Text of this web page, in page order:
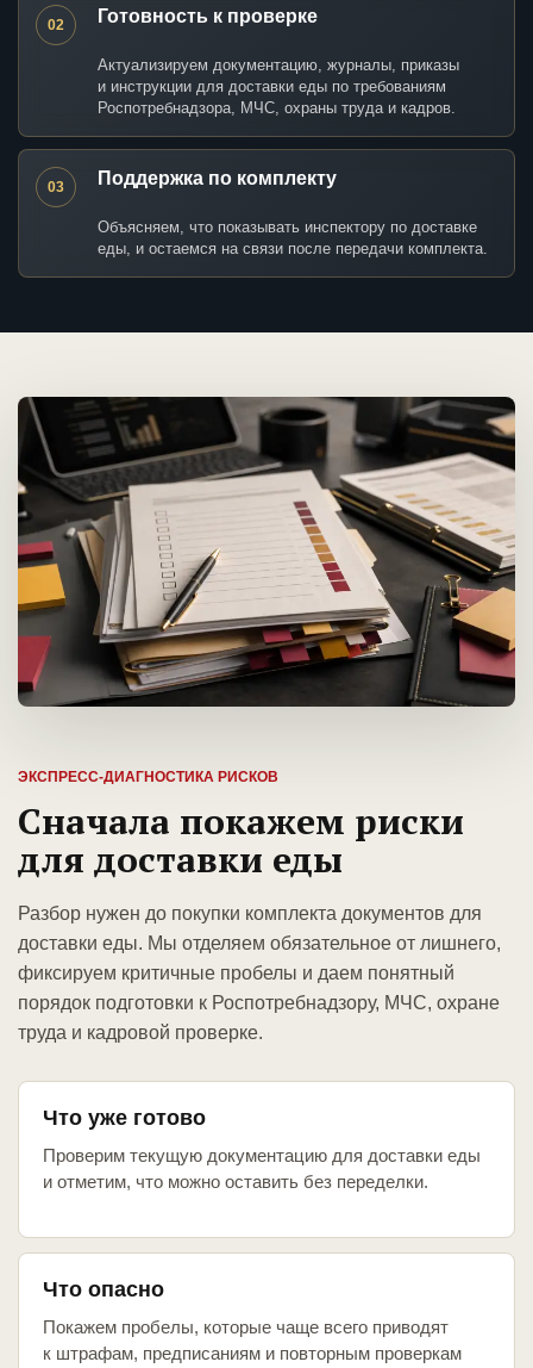
02 Готовность к проверке
Актуализируем документацию, журналы, приказы
и инструкции для доставки еды по требованиям
Роспотребнадзора, МЧС, охраны труда и кадров.
03 Поддержка по комплекту
Объясняем, что показывать инспектору по доставке
еды, и остаемся на связи после передачи комплекта.
ЭКСПРЕСС-ДИАГНОСТИКА РИСКОВ
Сначала покажем риски
для доставки еды
Разбор нужен до покупки комплекта документов для
доставки еды. Мы отделяем обязательное от лишнего,
фиксируем критичные пробелы и даем понятный
порядок подготовки к Роспотребнадзору, МЧС, охране
труда и кадровой проверке.
Что уже готово
Проверим текущую документацию для доставки еды
и отметим, что можно оставить без переделки.
Что опасно
Покажем пробелы, которые чаще всего приводят
к штрафам, предписаниям и повторным проверкам